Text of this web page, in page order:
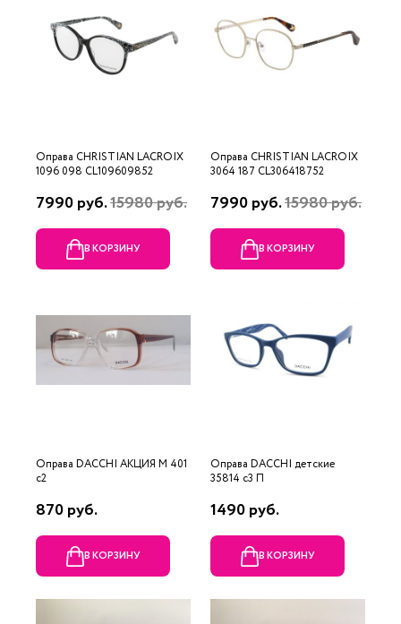
Оправа CHRISTIAN LACROIX
1096 098 CL109609852
7990 руб.15980 руб.
В КОРЗИНУ
Оправа CHRISTIAN LACROIX
3064 187 CL306418752
7990 руб.15980 руб.
В КОРЗИНУ
Оправа DACCHI АКЦИЯ М 401
c2
870 руб.
В КОРЗИНУ
Оправа DACCHI детские
35814 c3 П
1490 руб.
В КОРЗИНУ